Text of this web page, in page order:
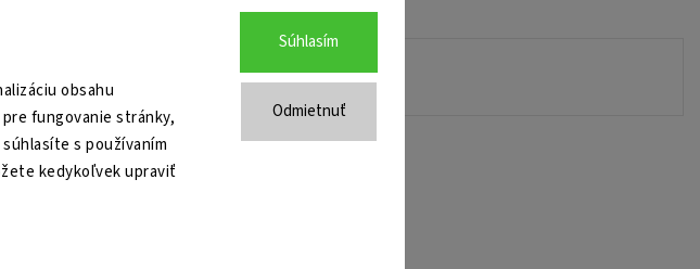
obsahu
fungovanie stránky,
s používaním
kedykoľvek upraviť
Odmietnuť
Súhlasím